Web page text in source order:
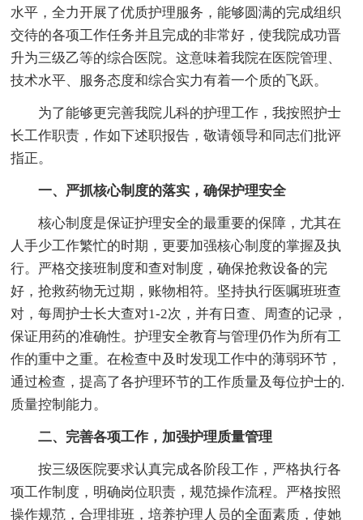
水平，全力开展了优质护理服务，能够圆满的完成组织
交待的各项工作任务并且完成的非常好，使我院成功晋
升为三级乙等的综合医院。这意味着我院在医院管理、
技术水平、服务态度和综合实力有着一个质的飞跃。
为了能够更完善我院儿科的护理工作，我按照护士
长工作职责，作如下述职报告，敬请领导和同志们批评
指正。
一、严抓核心制度的落实，确保护理安全
核心制度是保证护理安全的最重要的保障，尤其在
人手少工作繁忙的时期，更要加强核心制度的掌握及执
行。严格交接班制度和查对制度，确保抢救设备的完
好，抢救药物无过期，账物相符。坚持执行医嘱班班查
对，每周护士长大查对1-2次，并有日查、周查的记录，
保证用药的准确性。护理安全教育与管理仍作为所有工
作的重中之重。在检查中及时发现工作中的薄弱环节，
通过检查，提高了各护理环节的工作质量及每位护士的.
质量控制能力。
二、完善各项工作，加强护理质量管理
按三级医院要求认真完成各阶段工作，严格执行各
项工作制度，明确岗位职责，规范操作流程。严格按照
操作规范，合理排班，培养护理人员的全面素质，使她